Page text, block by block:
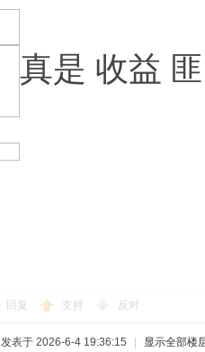
真是 收益
回复 支持 反对
发表于 2026-6-4 19:36:15 显示全部楼